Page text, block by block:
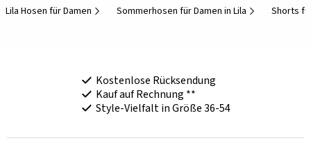
Lila Hosen für Damen Sommerhosen für Damen in Lila Shorts
Kostenlose Rücksendung
Kauf auf Rechnung **
Style-Vielfalt in Größe 36-54